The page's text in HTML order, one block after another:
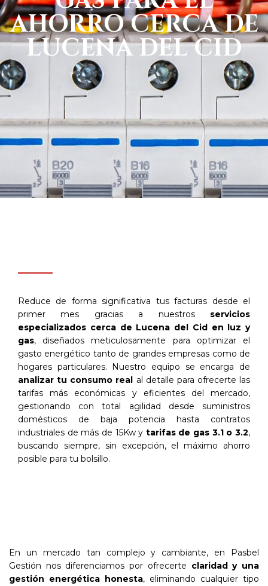
AHORRO CERCA DE
LUCENA DEL CID
Reduce de forma significativa tus facturas desde el
primer mes gracias a nuestros servicios
especializados cerca de Lucena del Cid en luz y
gas, diseñados meticulosamente para optimizar el
gasto energético tanto de grandes empresas como de
hogares particulares. Nuestro equipo se encarga de
analizar tu consumo real al detalle para ofrecerte las
tarifas más económicas y eficientes del mercado,
gestionando con total agilidad desde suministros
domésticos de baja potencia hasta contratos
industriales de más de 15Kw y tarifas de gas 3.1 o 3.2,
buscando siempre, sin excepción, el máximo ahorro
posible para tu bolsillo.
En un mercado tan complejo y cambiante, en Pasbel
Gestión nos diferenciamos por ofrecerte claridad y una
gestión energética honesta, eliminando cualquier tipo